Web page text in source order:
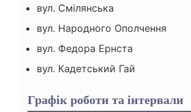
вул. Смілянська
вул. Народного Ополчення
вул. Федора Ернста
вул. Кадетський Гай
Графік роботи та інтервали